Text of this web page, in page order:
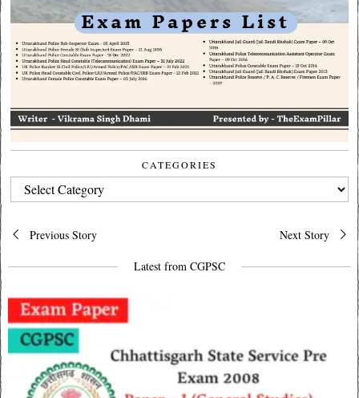
CATEGORIES
CATEGORIES
Post
navigation
Previous Story Next Story
Latest from CGPSC